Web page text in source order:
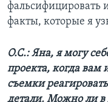
фальсифицировать
факты, которые я
О.С.: Яна, я могу
проекта, когда вам
съемки
детали. Можно ли в